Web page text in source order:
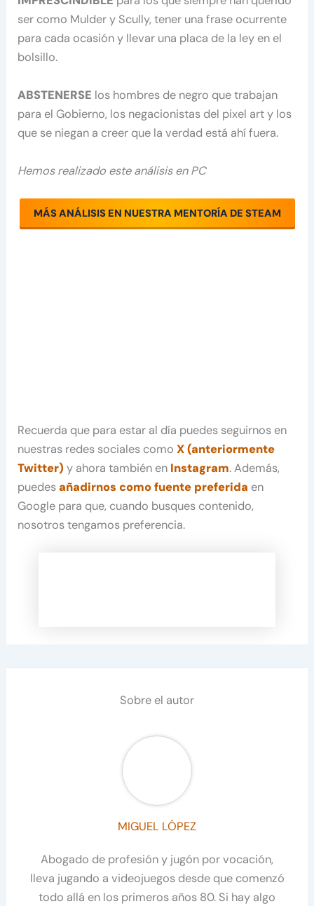
ser como Mulder y Scully, tener una frase ocurrente
para cada ocasión y llevar una placa de la ley en el
bolsillo.
ABSTENERSE los hombres de negro que trabajan
para el Gobierno, los negacionistas del pixel art y los
que se niegan a creer que la verdad está ahí fuera.
Hemos realizado este análisis en PC
MÁS ANÁLISIS EN NUESTRA MENTORÍA DE STEAM
Recuerda que para estar al día puedes seguirnos en
nuestras redes sociales comoX (anteriormente
Twitter) y ahora también en Instagram. Además,
puedesañadirnos como fuente preferida en
Google para que, cuando busques contenido,
nosotros tengamos preferencia.
Sobre el autor
MIGUEL LÓPEZ
Abogado de profesión y jugón por vocación,
lleva jugando a videojuegos desde que comenzó
todo allá en los primeros años 80. Si hay algo